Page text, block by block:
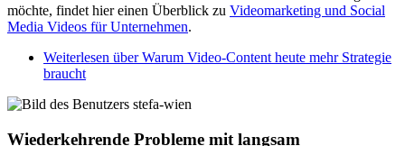
möchte, findet hier einen Überblick zu Videomarketing und Social
Media Videos für Unternehmen.
Weiterlesen über Warum Video-Content heute mehr Strategie
braucht
Wiederkehrende Probleme mit langsam